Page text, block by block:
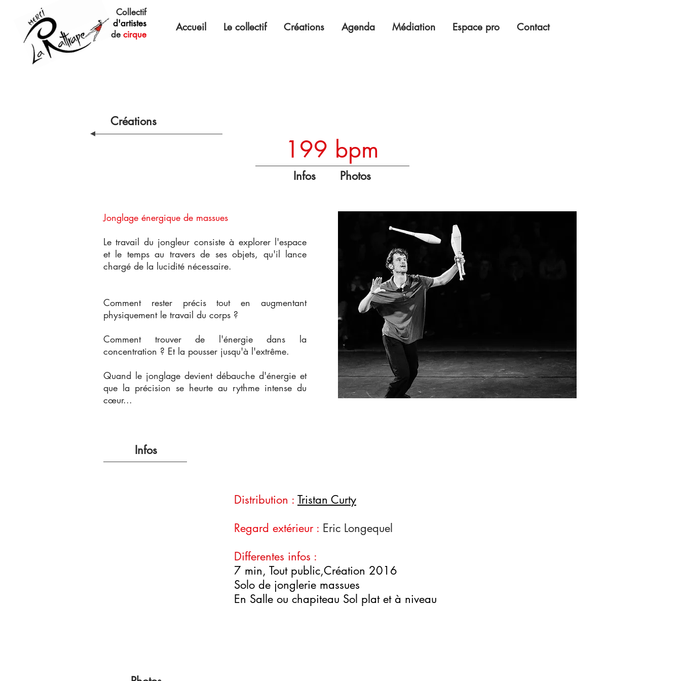
Collectif
d'artistes
de cirque
Accueil Le collectif Créations Agenda Médiation Espace pro Contact
Créations
199 bpm
Infos
Jonglage énergique de massues
Le travail du jongleur consiste à explorer l'espace
et le temps au travers de ses objets, qu'il lance
chargé de la lucidité nécessaire.
Comment rester précis tout en augmentant
physiquement le travail du corps ?
Comment trouver de l'énergie dans la
concentration ? Et la pousser jusqu'à l'extrême.
Quand le jonglage devient débauche d'énergie et
que la précision se heurte au rythme intense du
cœur...
Photos
Infos
Distribution : Tristan Curty
Regard extérieur : Eric Longequel
Differentes infos :
7 min, Tout public,Création 2016
Solo de jonglerie massues
En Salle ou chapiteau Sol plat et à niveau